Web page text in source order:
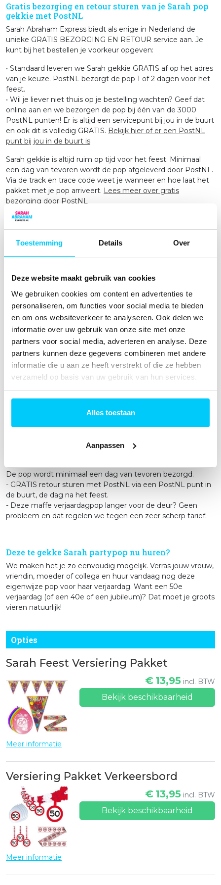
Toestemming Details Over
Deze website maakt gebruik van cookies
We gebruiken cookies om content en advertenties te
personaliseren, om functies voor social media te bieden
en om ons websiteverkeer te analyseren. Ook delen we
informatie over uw gebruik van onze site met onze
partners voor social media, adverteren en analyse. Deze
partners kunnen deze gegevens combineren met andere
informatie die u aan ze heeft verstrekt of die ze hebben
verzameld op basis van uw gebruik van hun services.
Alles toestaan
Aanpassen
Gratis bezorging en retour sturen van je Sarah pop
gekkie met PostNL
Sarah Abraham Express biedt als enige in Nederland de
unieke GRATIS BEZORGING EN RETOUR service aan. Je
kunt bij het bestellen je voorkeur opgeven:
• Standaard leveren we Sarah gekkie GRATIS af op het adres
van je keuze. PostNL bezorgt de pop 1 of 2 dagen voor het
feest.
• Wil je liever niet thuis op je bestelling wachten? Geef dat
online aan en we bezorgen de pop bij één van de 3000
PostNL punten! Er is altijd een servicepunt bij jou in de buurt
en ook dit is volledig GRATIS. Bekijk hier of er een PostNL
punt bij jou in de buurt is
Sarah gekkie is altijd ruim op tijd voor het feest. Minimaal
een dag van tevoren wordt de pop afgeleverd door PostNL.
Via de track en trace code weet je wanneer en hoe laat het
pakket met je pop arriveert. Lees meer over gratis
bezorging door PostNL
Op de retourdatum breng je de pop terug bij een PostNL
punt naar keuze. Het retourlabel vind je in de verzendkist en
is vooraf door ons betaald. Je levert de pop in en staat
Deze gekke Sarah pop een paar dagen langer voor
de deur?
Duurt het feestje wat langer? Wil je de pop wat langer laten
staan? Dat is geen probleem natuurlijk. Voor een klein
bedrag extra per dag heb je de pop voor een langere
huurperiode. Al wil je de Sarahpop langer dan een week voor
Nog even alle zaken over Sarah Gekkie op een rij
De pop wordt minimaal een dag van tevoren bezorgd.
- GRATIS retour sturen met PostNL via een PostNL punt in
de buurt, de dag na het feest.
- Deze maffe verjaardagpop langer voor de deur? Geen
probleem en dat regelen we tegen een zeer scherp tarief.
Deze te gekke Sarah partypop nu huren?
We maken het je zo eenvoudig mogelijk. Verras jouw vrouw,
vriendin, moeder of collega en huur vandaag nog deze
eigenwijze pop voor haar verjaardag. Want een 50e
verjaardag (of een 40e of een jubileum)? Dat moet je groots
vieren natuurlijk!
Opties
Sarah Feest Versiering Pakket
€ 13,95 incl. BTW
Bekijk beschikbaarheid
Meer informatie
Versiering Pakket Verkeersbord
€ 13,95 incl. BTW
Bekijk beschikbaarheid
Meer informatie